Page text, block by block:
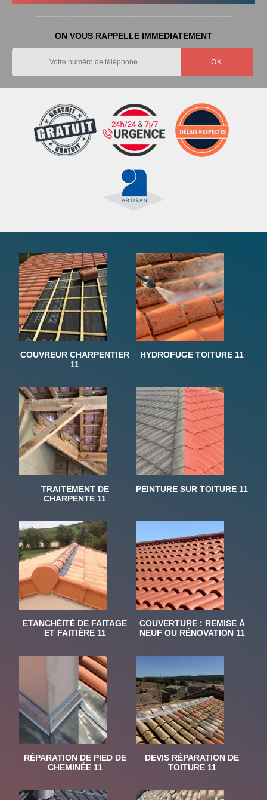
ON VOUS RAPPELLE IMMEDIATEMENT
COUVREUR CHARPENTIER
11
HYDROFUGE TOITURE 11
TRAITEMENT DE
CHARPENTE 11
PEINTURE SUR TOITURE 11
ETANCHÉITÉ DE FAITAGE
ET FAITIÈRE 11
COUVERTURE : REMISE À
NEUF OU RÉNOVATION 11
RÉPARATION DE PIED DE
CHEMINÉE 11
DEVIS RÉPARATION DE
TOITURE 11